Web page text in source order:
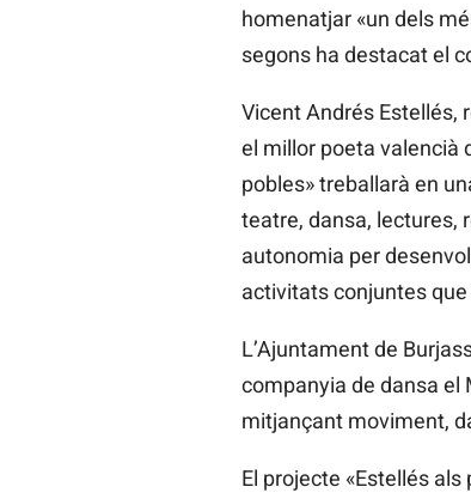
homenatjar «un dels
segons ha destacat el
Vicent Andrés Estellés,
el millor poeta valencià
pobles» treballarà en
teatre, dansa, lectures,
autonomia per
activitats conjuntes
L’Ajuntament de
companyia de dansa el
mitjançant moviment,
El projecte «Estellés